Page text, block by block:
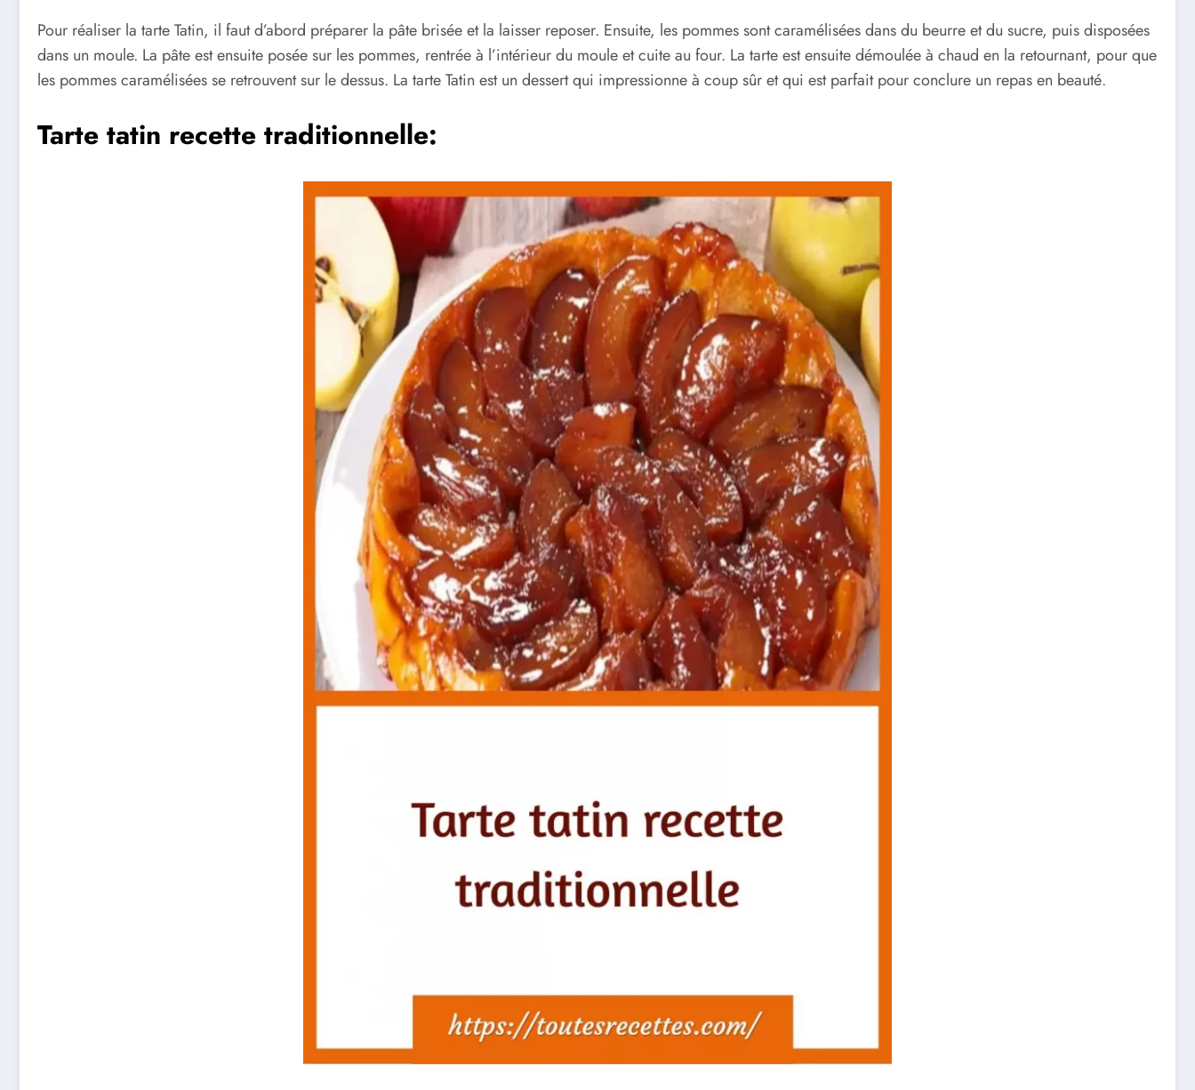
Pour réaliser la tarte Tatin, il faut d’abord préparer la pâte brisée et la laisser reposer. Ensuite, les pommes sont caramélisées dans du beurre et du sucre, puis disposées
dans un moule. La pâte est ensuite posée sur les pommes, rentrée à l’intérieur du moule et cuite au four. La tarte est ensuite démoulée à chaud en la retournant, pour que
les pommes caramélisées se retrouvent sur le dessus. La tarte Tatin est un dessert qui impressionne à coup sûr et qui est parfait pour conclure un repas en beauté.
Tarte tatin recette traditionnelle: